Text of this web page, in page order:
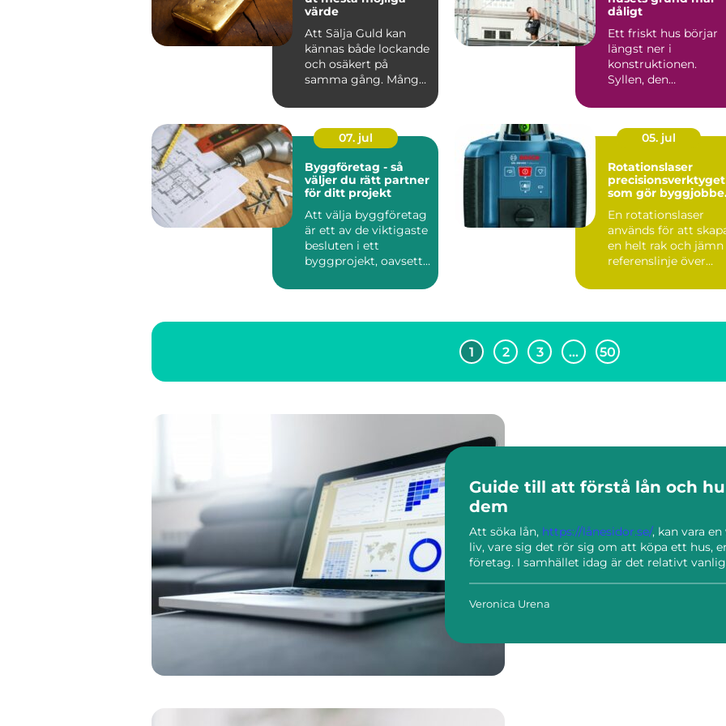
värde
Att Sälja Guld kan
kännas både lockande
och osäkert på
samma gång. Många
eller tac...
dåligt
Ett friskt hus börjar
längst ner i
konstruktionen.
Syllen, den
som bär upp vägg...
07. jul
Byggföretag - så
väljer du rätt partner
för ditt projekt
Att välja byggföretag
är ett av de viktigaste
besluten i ett
byggprojekt, oavsett
05. jul
Rotationslaser
precisionsverktyget
som gör
En rotationslaser
används för att
en helt rak och jämn
referenslinje över
1 2 3 … 50
Guide till att förstå lån och
dem
Att söka lån, https://lånesidor.se/, kan vara
liv, vare sig det rör sig om att köpa ett hus,
företag. I samhället idag är det relativt
Veronica Urena